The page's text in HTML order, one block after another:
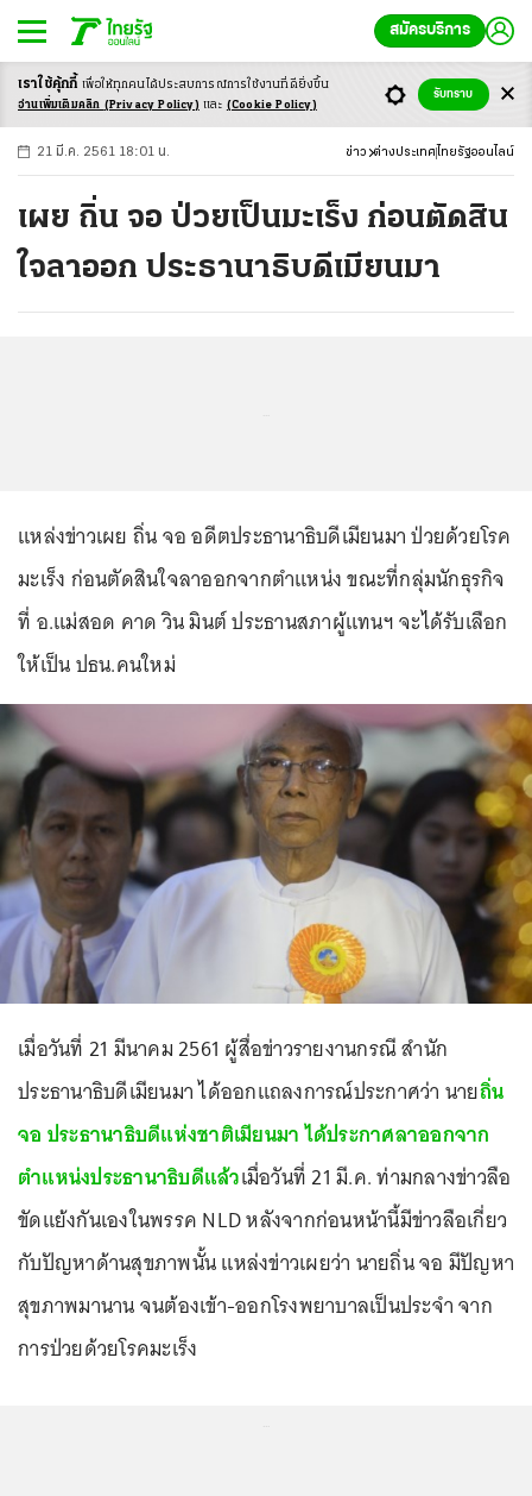
สมัครบริการ
-ก ก ก+
21 มี.ค. 2561 18:01 น. ข่าว ต่างประเทศ ไทยรัฐออนไลน์
เผย ถิ่น จอ ป่วยเป็นมะเร็ง ก่อนตัดสิน
ใจลาออก ประธานาธิบดีเมียนมา
แหล่งข่าวเผย ถิ่น จอ อดีตประธานาธิบดีเมียนมา ป่วยด้วยโรค
มะเร็ง ก่อนตัดสินใจลาออกจากตำแหน่ง ขณะที่กลุ่มนักธุรกิจ
ที่ อ.แม่สอด คาด วิน มินต์ ประธานสภาผู้แทนฯ จะได้รับเลือก
ให้เป็น ปธน.คนใหม่
เมื่อวันที่ 21 มีนาคม 2561 ผู้สื่อข่าวรายงานกรณี สำนัก
ประธานาธิบดีเมียนมา ได้ออกแถลงการณ์ประกาศว่า นายถิ่น
จอ ประธานาธิบดีแห่งชาติเมียนมา ได้ประกาศลาออกจาก
ตำแหน่งประธานาธิบดีแล้วเมื่อวันที่ 21 มี.ค. ท่ามกลางข่าวลือ
ขัดแย้งกันเองในพรรค NLD หลังจากก่อนหน้านี้มีข่าวลือเกี่ยว
กับปัญหาด้านสุขภาพนั้น แหล่งข่าวเผยว่า นายถิ่น จอ มีปัญหา
สุขภาพมานาน จนต้องเข้า-ออกโรงพยาบาลเป็นประจำ จาก
การป่วยด้วยโรคมะเร็ง
เราใช้คุ้กกี้ เพื่อให้ทุกคนได้ประสบการณ์การใช้งานที่ดียิ่งขึ้น
อ่านเพิ่มเติมคลิก (Privacy Policy) และ (Cookie Policy)
รับทราบ